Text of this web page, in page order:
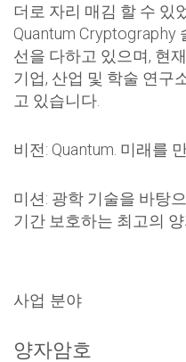
더로 자리 매김 할 수 있
Quantum Cryptography
선을 다하고 있으며, 현
기업, 산업 및 학술 연구
고 있습니다.
비전: Quantum. 미래를
미션: 광학 기술을 바탕
기간 보호하는 최고의
사업 분야
양자암호